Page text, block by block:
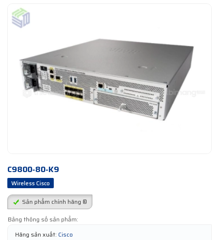
C9800-80-K9
Wireless Cisco
Sản phẩm chính hãng ®
Bảng thông số sản phẩm:
Hãng sản xuất: Cisco